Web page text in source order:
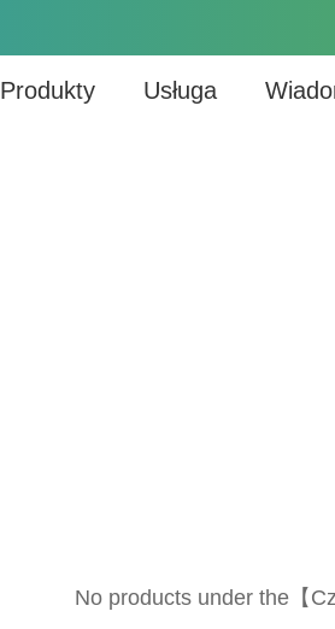
Produkty Usługa
No products under the【